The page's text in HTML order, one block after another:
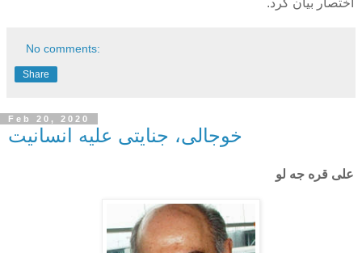
اختصار بیان کرد.
No comments:
Share
Feb 20, 2020
خوجالی، جنایتی علیه انسانیت
علی قره جه لو